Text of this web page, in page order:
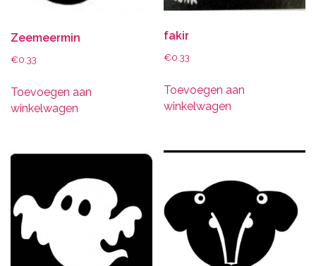
Zeemeermin
€0.33
Toevoegen aan
winkelwagen
fakir
€0.33
Toevoegen aan
winkelwagen